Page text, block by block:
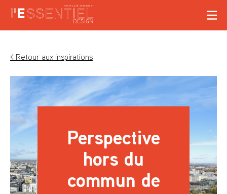
< Retour aux inspirations
Perspective
hors du
commun de